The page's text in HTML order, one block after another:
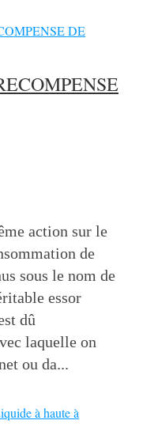
action sur le
de
sous le nom de
essor
dû
laquelle on
ou da...